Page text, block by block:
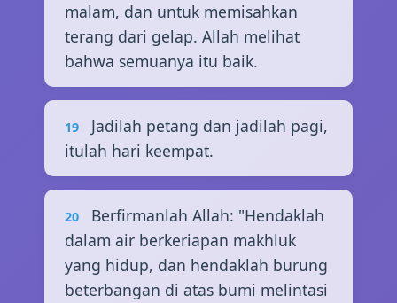
malam, dan untuk memisahkan
terang dari gelap. Allah melihat
bahwa semuanya itu baik.
19
Jadilah petang dan jadilah pagi,
itulah hari keempat.
20
Berfirmanlah Allah: "Hendaklah
dalam air berkeriapan makhluk
yang hidup, dan hendaklah burung
beterbangan di atas bumi melintasi